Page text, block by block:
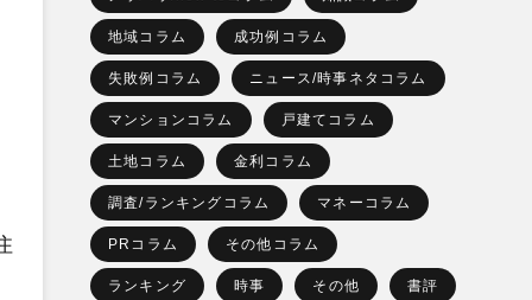
地域コラム 成功例コラム
失敗例コラム ニュース/時事ネタコラム
マンションコラム 戸建てコラム
土地コラム 金利コラム
調査/ランキングコラム マネーコラム
PRコラム その他コラム
ランキング 時事 その他 書評